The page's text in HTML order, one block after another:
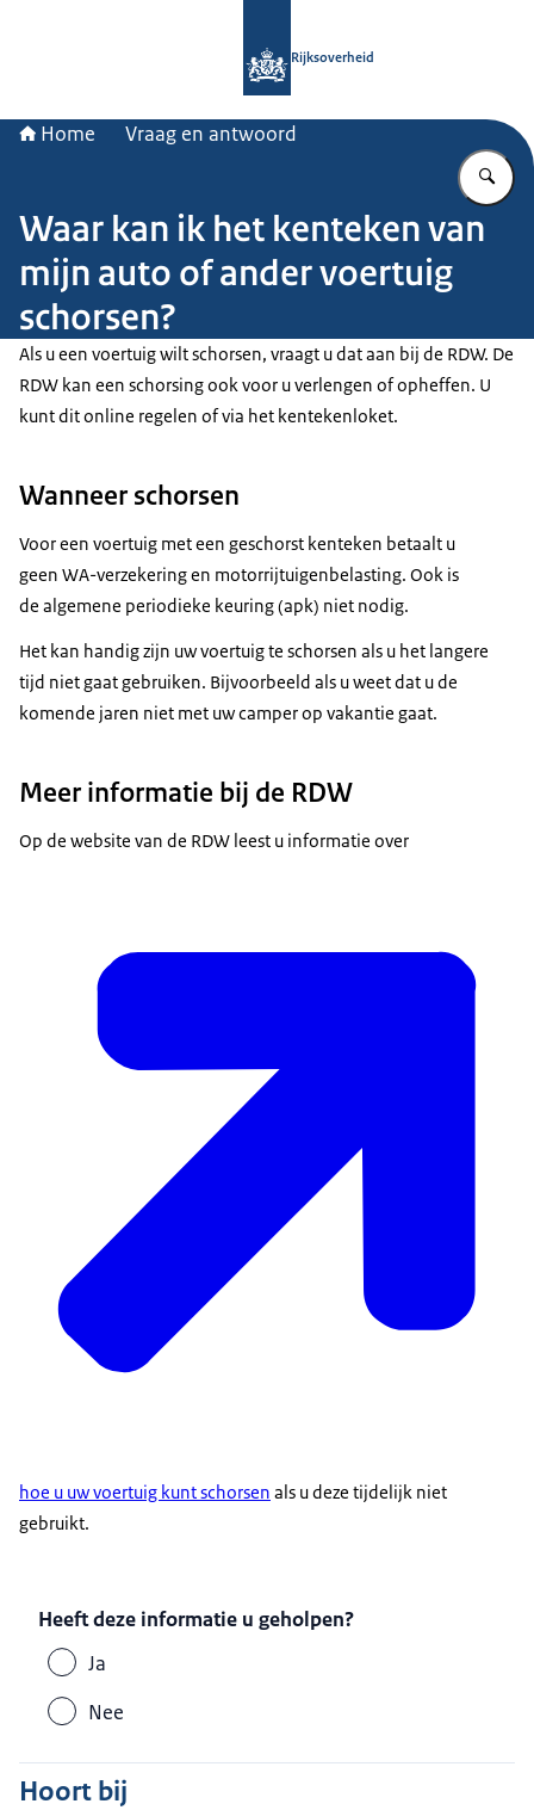
Rijksoverheid
Home Vraag en antwoord
Waar kan ik het kenteken van
mijn auto of ander voertuig
schorsen?
Als u een voertuig wilt schorsen, vraagt u dat aan bij de RDW. De
RDW kan een schorsing ook voor u verlengen of opheffen. U
kunt dit online regelen of via het kentekenloket.
Wanneer schorsen
Voor een voertuig met een geschorst kenteken betaalt u
geen WA-verzekering en motorrijtuigenbelasting. Ook is
de algemene periodieke keuring (apk) niet nodig.
Het kan handig zijn uw voertuig te schorsen als u het langere
tijd niet gaat gebruiken. Bijvoorbeeld als u weet dat u de
komende jaren niet met uw camper op vakantie gaat.
Meer informatie bij de RDW
Op de website van de RDW leest u informatie over
hoe u uw voertuig kunt schorsen als u deze tijdelijk niet
gebruikt.
Heeft deze informatie u geholpen?
Ja
Nee
Hoort bij